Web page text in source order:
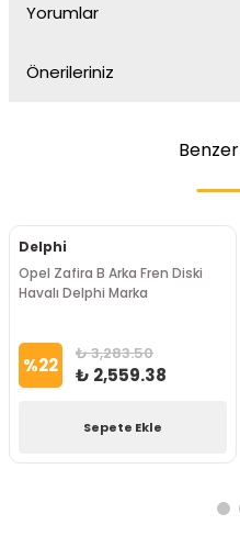
Yorumlar
Önerileriniz
Benzer
Delphi
Opel Zafira B Arka Fren Diski
Havalı Delphi Marka
%22 ₺ 3,283.50
₺ 2,559.38
Sepete Ekle